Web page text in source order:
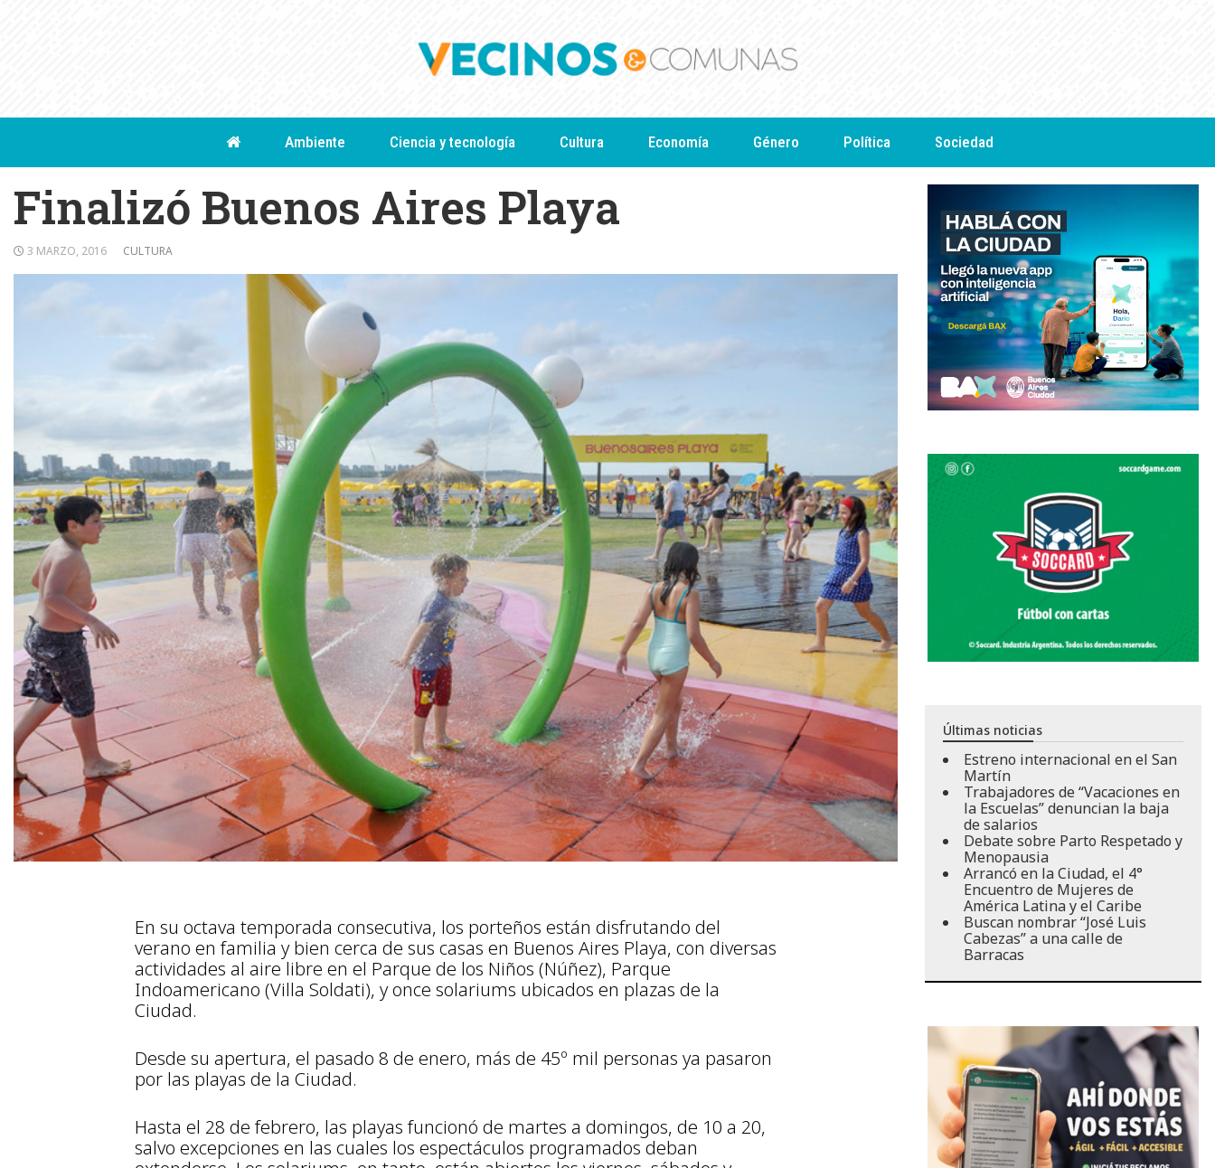
Ambiente Ciencia y tecnología Cultura Economía Género Política Sociedad
Finalizó Buenos Aires Playa
3 MARZO, 2016 CULTURA
En su octava temporada consecutiva, los porteños están disfrutando del
verano en familia y bien cerca de sus casas en Buenos Aires Playa, con diversas
actividades al aire libre en el Parque de los Niños (Núñez), Parque
Indoamericano (Villa Soldati), y once solariums ubicados en plazas de la
Ciudad.
Desde su apertura, el pasado 8 de enero, más de 45º mil personas ya pasaron
por las playas de la Ciudad.
Hasta el 28 de febrero, las playas funcionó de martes a domingos, de 10 a 20,
salvo excepciones en las cuales los espectáculos programados deban
Últimas noticias
Estreno internacional en el San
Martín
Trabajadores de “Vacaciones en
la Escuelas” denuncian la baja
de salarios
Debate sobre Parto Respetado y
Menopausia
Arrancó en la Ciudad, el 4°
Encuentro de Mujeres de
América Latina y el Caribe
Buscan nombrar “José Luis
Cabezas” a una calle de
Barracas